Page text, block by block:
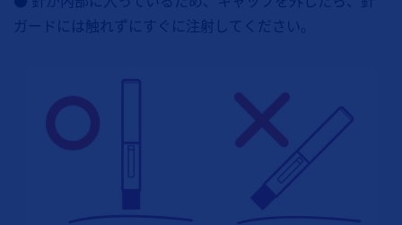
ガードには触れずにすぐに注射してください。